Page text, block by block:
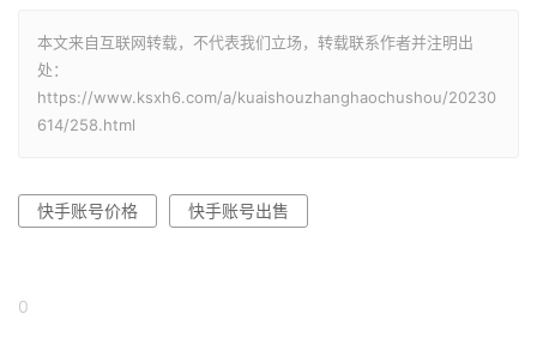
本文来自互联网转载，不代表我们立场，转载联系作者并注明出
处：
https://www.ksxh6.com/a/kuaishouzhanghaochushou/20230
614/258.html
快手账号价格 快手账号出售
0